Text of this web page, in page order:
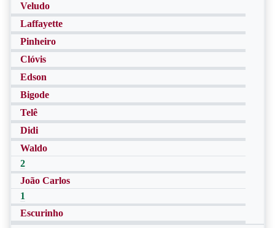
Veludo
Laffayette
Pinheiro
Clóvis
Edson
Bigode
Telê
Didi
Waldo
2
João Carlos
1
Escurinho